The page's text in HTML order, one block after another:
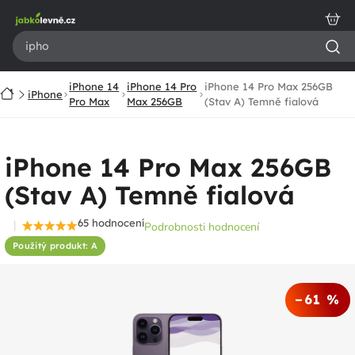
obsah
DomůiPhone
iPhone 14
Pro Max
iPhone 14 Pro
Max 256GB
iPhone 14 Pro Max 256GB
(Stav A) Temně fialová
iPhone 14 Pro Max 256GB
(Stav A) Temně fialová
Použitý produkt: A
Průměrné
hodnocení
65 hodnoceníPodrobnosti hodnocení
–61 %